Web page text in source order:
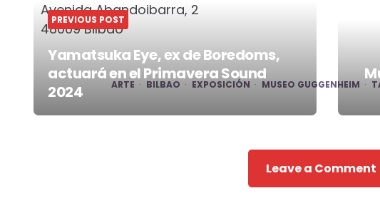
Avenida Abandoibarra, 2
48009 Bilbao
ARTE BILBAO EXPOSICIÓN MUSEO GUGGENHEIM
Post
PREVIOUS POST
Yamatsuka Eye, ex de Boredoms,
actuará en el Primavera Sound
2024
Leave a Comment